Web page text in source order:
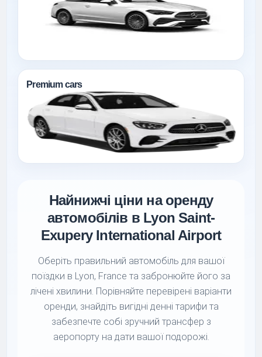
Premium cars
Найнижчі ціни на оренду
автомобілів в Lyon Saint-
Exupery International Airport
Оберіть правильний автомобіль для вашої
поїздки в Lyon, France та забронюйте його за
лічені хвилини. Порівняйте перевірені варіанти
оренди, знайдіть вигідні денні тарифи та
забезпечте собі зручний трансфер з
аеропорту на дати вашої подорожі.